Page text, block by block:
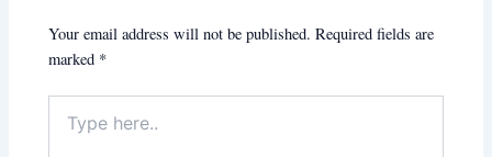
Your email address will not be published. Required fields are
marked *
here..